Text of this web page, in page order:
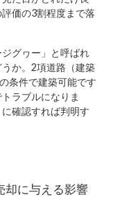
価の3割程度まで落
グヮー」と呼ばれ
か。2項道路（建築
条件で建築可能です
ラブルになりま
確認すれば判明す
却に与える影響